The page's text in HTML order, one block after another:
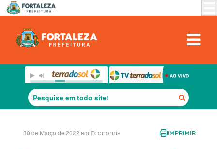
30 de Março de 2022 em Economia IMPRIMIR